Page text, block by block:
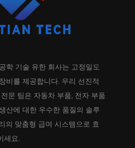
학 기술 유한 회사는 고정밀도
비를 제공합니다. 우리 선진적
문 팀은 자동차 부품, 전자 부품
산에 대한 우수한 품질의 솔루
의 맞춤형 급여 시스템으로 효
세요.